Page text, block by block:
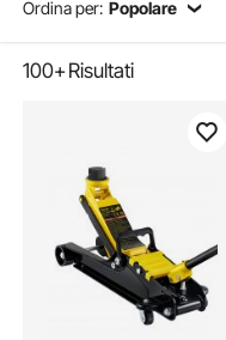
Ordina per: Popolare
100+Risultati